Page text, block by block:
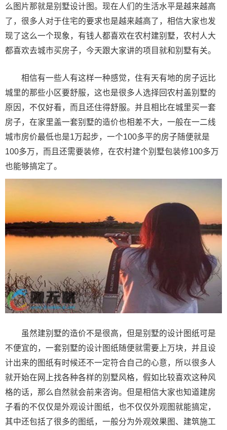
么图片那就是别墅设计图。现在人们的生活水平是越来越高
了，很多人对于住宅的要求也是越来越高了，相信大家也发
现了这么一个现象，有钱人都喜欢在农村建别墅，农村人大
都喜欢去城市买房子，今天跟大家讲的项目就和别墅有关。
相信有一些人有这样一种感觉，住有天有地的房子远比
城里的那些小区要舒服，这也是很多人选择回农村盖别墅的
原因，不仅好看，而且还住得舒服。并且相比在城里买一套
房子，在家里盖一套别墅的造价也相差不大，一般在一二线
城市房价最低也是1万起步，一个100多平的房子随便就是
100多万，而且还需要装修，在农村建个别墅包装修100多万
也能够搞定了。
虽然建别墅的造价不是很高，但是别墅的设计图纸可是
不便宜的，一套别墅的设计图纸随便就需要上万块，并且设
计出来的图纸有时候还不一定符合自己的心意，所以很多人
就开始在网上找各种各样的别墅风格，假如比较喜欢这种风
格的话，那么自然就会前来咨询。但是相信大家也知道建房
子看的不仅仅是外观设计图纸，也不仅仅外观图就能搞定，
其中还包括了很多的图纸，一般分为外观效果图、建筑施工